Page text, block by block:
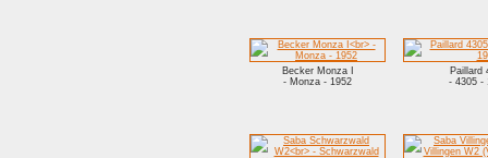
Becker Monza I
- Monza - 1952
Paillard
- 4305 -